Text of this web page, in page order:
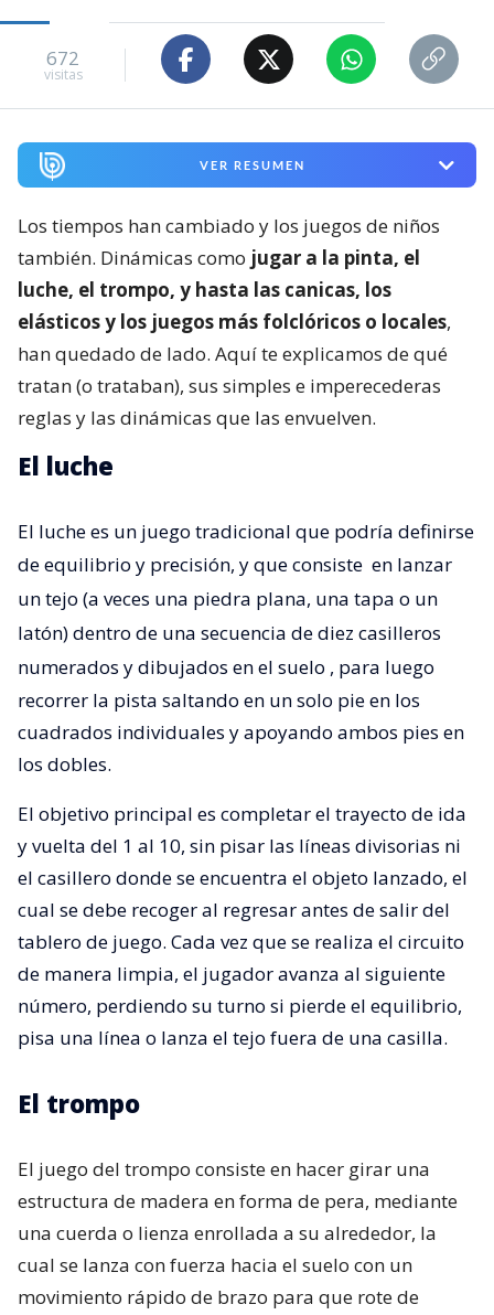
672
visitas
VER RESUMEN
Los tiempos han cambiado y los juegos de niños
también. Dinámicas como jugar a la pinta, el
luche, el trompo, y hasta las canicas, los
elásticos y los juegos más folclóricos o locales,
han quedado de lado. Aquí te explicamos de qué
tratan (o trataban), sus simples e imperecederas
reglas y las dinámicas que las envuelven.
El luche
El luche es un juego tradicional que podría definirse
de equilibrio y precisión, y que consiste en lanzar
un tejo (a veces una piedra plana, una tapa o un
latón) dentro de una secuencia de diez casilleros
numerados y dibujados en el suelo , para luego
recorrer la pista saltando en un solo pie en los
cuadrados individuales y apoyando ambos pies en
los dobles.
El objetivo principal es completar el trayecto de ida
y vuelta del 1 al 10, sin pisar las líneas divisorias ni
el casillero donde se encuentra el objeto lanzado, el
cual se debe recoger al regresar antes de salir del
tablero de juego. Cada vez que se realiza el circuito
de manera limpia, el jugador avanza al siguiente
número, perdiendo su turno si pierde el equilibrio,
pisa una línea o lanza el tejo fuera de una casilla.
El trompo
El juego del trompo consiste en hacer girar una
estructura de madera en forma de pera, mediante
una cuerda o lienza enrollada a su alrededor, la
cual se lanza con fuerza hacia el suelo con un
movimiento rápido de brazo para que rote de